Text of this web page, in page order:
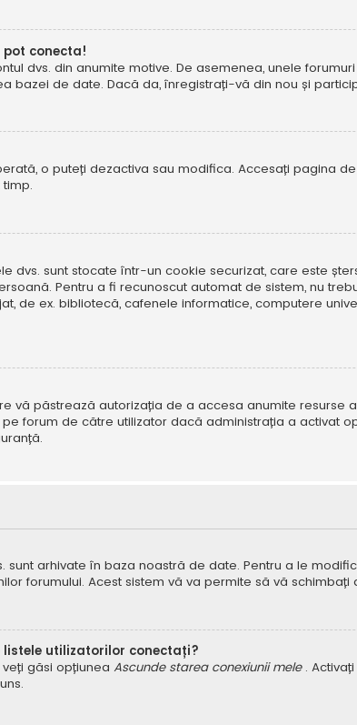
conecta!
dvs. din anumite motive. De asemenea, unele
de date. Dacă da, înregistrați-vă din nou și
o puteți dezactiva sau modifica. Accesați pagina
dvs. sunt stocate într-un cookie securizat, care este
Pentru a fi recunoscut automat de sistem, nu
de ex. bibliotecă, cafenele informatice, computere
vă păstrează autorizația de a accesa anumite resurse
forum de către utilizator dacă administrația a activat
arhivate în baza noastră de date. Pentru a le
forumului. Acest sistem vă va permite să vă schimbați
utilizatorilor conectați?
veți găsi opțiunea Ascunde starea conexiunii mele .